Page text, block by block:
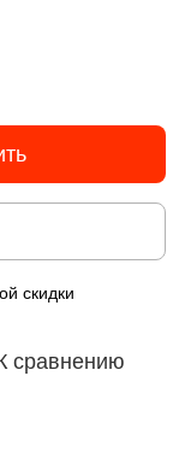
скидки
сравнению